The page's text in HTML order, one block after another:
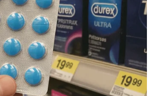
SNAGA –
NAGRADA
nije spoljašnja, već unutrašnja.